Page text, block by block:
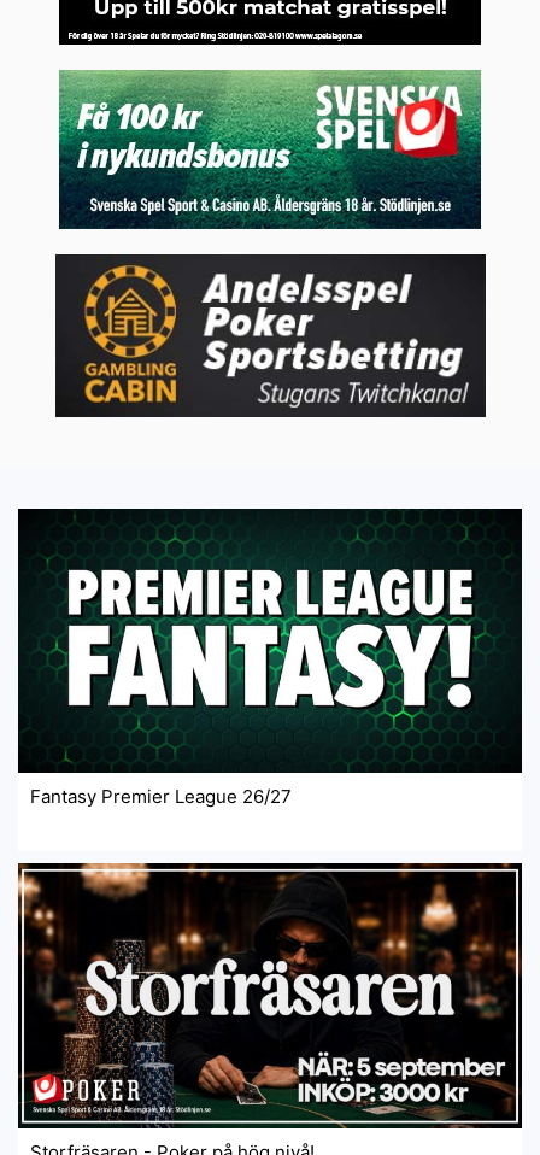
Fantasy Premier League 26/27